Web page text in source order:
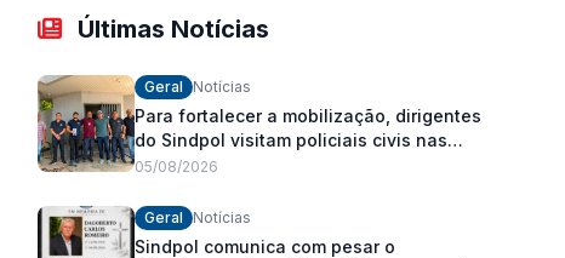
Últimas Notícias
Geral Notícias
Para fortalecer a mobilização, dirigentes
do Sindpol visitam policiais civis nas
delegacias
05/08/2026
Geral Notícias
Sindpol comunica com pesar o